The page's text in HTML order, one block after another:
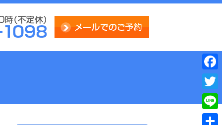
Line